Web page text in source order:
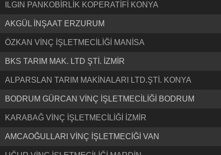
ILGIN PANKOBİRLİK KOPERATİFİ KONYA
AKGÜL İNŞAAT ERZURUM
ÖZKAN VİNÇ İŞLETMECİLİĞİ MANİSA
BKS TARIM MAK. LTD ŞTİ. İZMİR
ALPARSLAN TARIM MAKİNALARI LTD.ŞTİ. KONYA
BODRUM GÜRCAN VİNÇ İŞLETMECİLİĞİ BODRUM
KARABAĞ VİNÇ İŞLETMECİLİĞİ İZMİR
AMCAOĞULLARI VİNÇ İŞLETMECİĞİ VAN